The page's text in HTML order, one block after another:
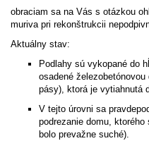
obraciam sa na Vás s otázkou
muriva pri rekonštrukcii
Aktuálny stav:
Podlahy sú vykopané do
osadené
pásy), ktorá je vytiahnutá
V tejto úrovni sa
podrezanie domu,
bolo prevažne suché).